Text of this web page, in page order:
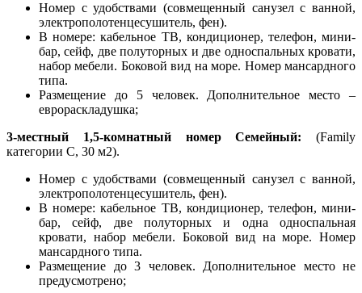
Номер с удобствами (совмещенный санузел с ванной,
электрополотенцесушитель, фен).
В номере: кабельное ТВ, кондиционер, телефон, мини-
бар, сейф, две полуторных и две односпальных кровати,
набор мебели. Боковой вид на море. Номер мансардного
типа.
Размещение до 5 человек. Дополнительное место –
еврораскладушка;
3-местный 1,5-комнатный номер Семейный: (Family
категории С, 30 м2).
Номер с удобствами (совмещенный санузел с ванной,
электрополотенцесушитель, фен).
В номере: кабельное ТВ, кондиционер, телефон, мини-
бар, сейф, две полуторных и одна односпальная
кровати, набор мебели. Боковой вид на море. Номер
мансардного типа.
Размещение до 3 человек. Дополнительное место не
предусмотрено;